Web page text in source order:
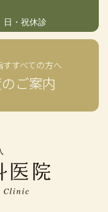
日・祝休診
すべての方へ
ご案内